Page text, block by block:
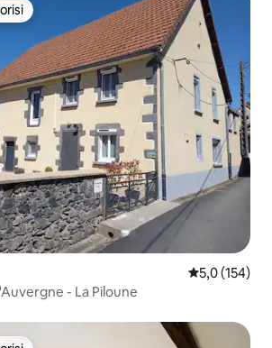
en beğenilenler arasında
5 üzerinden
5,0 (154)
- La Piloune